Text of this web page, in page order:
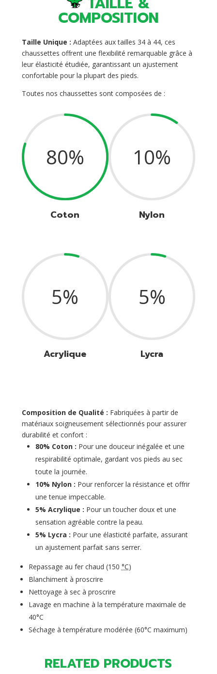
COMPOSITION
Taille Unique : Adaptées aux tailles 34 à 44, ces
chaussettes offrent une flexibilité remarquable grâce à
leur élasticité étudiée, garantissant un ajustement
confortable pour la plupart des pieds.
Toutes nos chaussettes sont composées de :
80%
Coton
10%
Nylon
5%
Acrylique
5%
Lycra
Composition de Qualité : Fabriquées à partir de
matériaux soigneusement sélectionnés pour assurer
durabilité et confort :
80% Coton : Pour une douceur inégalée et une
respirabilité optimale, gardant vos pieds au sec
toute la journée.
10% Nylon : Pour renforcer la résistance et offrir
une tenue impeccable.
5% Acrylique : Pour un toucher doux et une
sensation agréable contre la peau.
5% Lycra : Pour une élasticité parfaite, assurant
un ajustement parfait sans serrer.
Repassage au fer chaud (150 °C)
Blanchiment à proscrire
Nettoyage à sec à proscrire
Lavage en machine à la température maximale de
40°C
Séchage à température modérée (60°C maximum)
RELATED PRODUCTS